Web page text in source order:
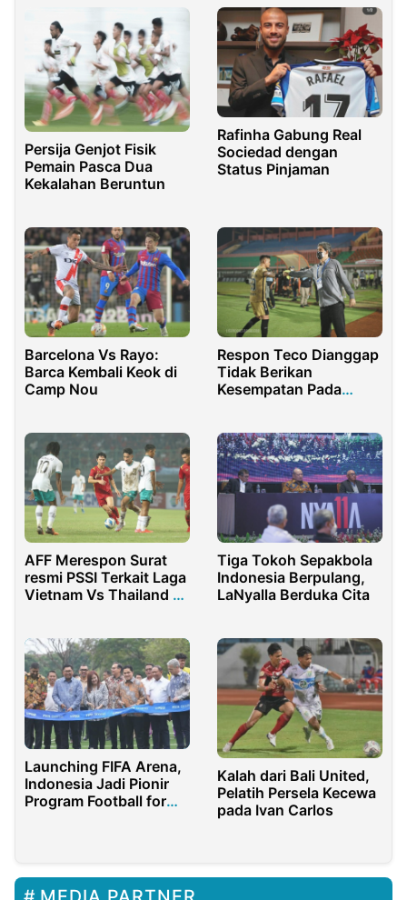
Persija Genjot Fisik
Pemain Pasca Dua
Kekalahan Beruntun
Rafinha Gabung Real
Sociedad dengan
Status Pinjaman
Barcelona Vs Rayo:
Barca Kembali Keok di
Camp Nou
Respon Teco Dianggap
Tidak Berikan
Kesempatan Pada
AFF Merespon Surat
resmi PSSI Terkait Laga
Vietnam Vs Thailand di
Tiga Tokoh Sepakbola
Indonesia Berpulang,
LaNyalla Berduka Cita
Launching FIFA Arena,
Indonesia Jadi Pionir
Program Football for
Kalah dari Bali United,
Pelatih Persela Kecewa
pada Ivan Carlos